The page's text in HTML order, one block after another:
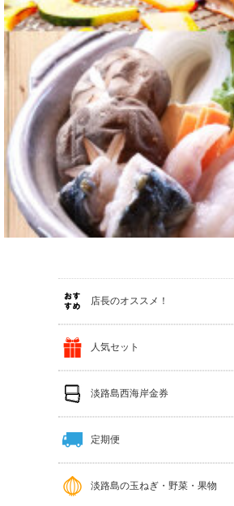
店長のオススメ！
人気セット
淡路島西海岸金券
定期便
淡路島の玉ねぎ・野菜・果物